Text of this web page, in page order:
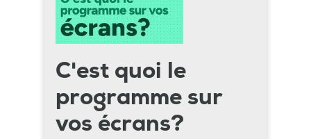
C'est quoi le
programme sur
vos écrans?